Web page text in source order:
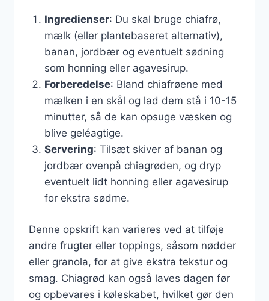
Ingredienser: Du skal bruge chiafrø,
mælk (eller plantebaseret alternativ),
banan, jordbær og eventuelt sødning
som honning eller agavesirup.
Forberedelse: Bland chiafrøene med
mælken i en skål og lad dem stå i 10-15
minutter, så de kan opsuge væsken og
blive geléagtige.
Servering: Tilsæt skiver af banan og
jordbær ovenpå chiagrøden, og dryp
eventuelt lidt honning eller agavesirup
for ekstra sødme.
Denne opskrift kan varieres ved at tilføje
andre frugter eller toppings, såsom nødder
eller granola, for at give ekstra tekstur og
smag. Chiagrød kan også laves dagen før
og opbevares i køleskabet, hvilket gør den